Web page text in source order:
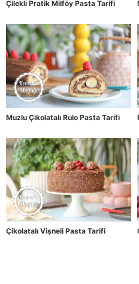
Çilekli Pratik Milföy Pasta Tarifi
Muzlu Çikolatalı Rulo Pasta Tarifi
Çikolatalı Vişneli Pasta Tarifi